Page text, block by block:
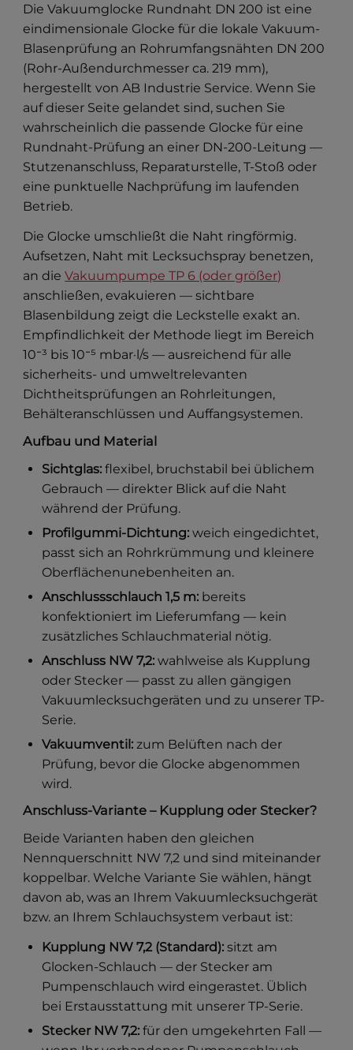
Die Vakuumglocke Rundnaht DN 200 ist eine
eindimensionale Glocke für die lokale Vakuum-
Blasenprüfung an Rohrumfangsnähten DN 200
(Rohr-Außendurchmesser ca. 219 mm),
hergestellt von AB Industrie Service. Wenn Sie
auf dieser Seite gelandet sind, suchen Sie
wahrscheinlich die passende Glocke für eine
Rundnaht-Prüfung an einer DN-200-Leitung —
Stutzenanschluss, Reparaturstelle, T-Stoß oder
eine punktuelle Nachprüfung im laufenden
Betrieb.
Die Glocke umschließt die Naht ringförmig.
Aufsetzen, Naht mit Lecksuchspray benetzen,
an dieVakuumpumpe TP 6 (oder größer)
anschließen, evakuieren — sichtbare
Blasenbildung zeigt die Leckstelle exakt an.
Empfindlichkeit der Methode liegt im Bereich
10⁻³ bis 10⁻⁵ mbar·l/s — ausreichend für alle
sicherheits- und umweltrelevanten
Dichtheitsprüfungen an Rohrleitungen,
Behälteranschlüssen und Auffangsystemen.
Aufbau und Material
Sichtglas: flexibel, bruchstabil bei üblichem
Gebrauch — direkter Blick auf die Naht
während der Prüfung.
Profilgummi-Dichtung: weich eingedichtet,
passt sich an Rohrkrümmung und kleinere
Oberflächenunebenheiten an.
Anschlussschlauch 1,5 m: bereits
konfektioniert im Lieferumfang — kein
zusätzliches Schlauchmaterial nötig.
Anschluss NW 7,2: wahlweise als Kupplung
oder Stecker — passt zu allen gängigen
Vakuumlecksuchgeräten und zu unserer TP-
Serie.
Vakuumventil: zum Belüften nach der
Prüfung, bevor die Glocke abgenommen
wird.
Anschluss-Variante – Kupplung oder Stecker?
Beide Varianten haben den gleichen
Nennquerschnitt NW 7,2 und sind miteinander
koppelbar. Welche Variante Sie wählen, hängt
davon ab, was an Ihrem Vakuumlecksuchgerät
bzw. an Ihrem Schlauchsystem verbaut ist:
Kupplung NW 7,2 (Standard): sitzt am
Glocken-Schlauch — der Stecker am
Pumpenschlauch wird eingerastet. Üblich
bei Erstausstattung mit unserer TP-Serie.
Stecker NW 7,2: für den umgekehrten Fall —